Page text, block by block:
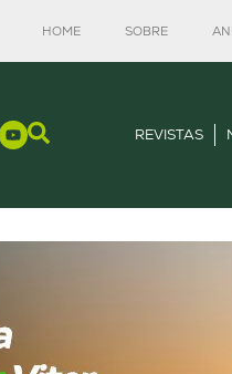
HOME SOBRE
REVISTAS